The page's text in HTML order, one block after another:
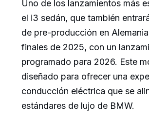
Uno de los lanzamientos más
el i3 sedán, que también
de pre-producción en
finales de 2025, con un
programado para 2026. Este
diseñado para ofrecer una
conducción eléctrica que se
estándares de lujo de BMW.